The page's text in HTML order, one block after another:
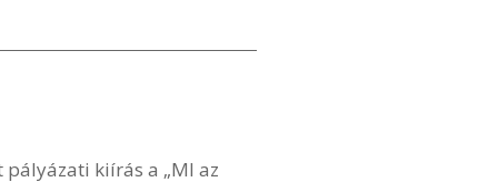
kiírás a „MI az